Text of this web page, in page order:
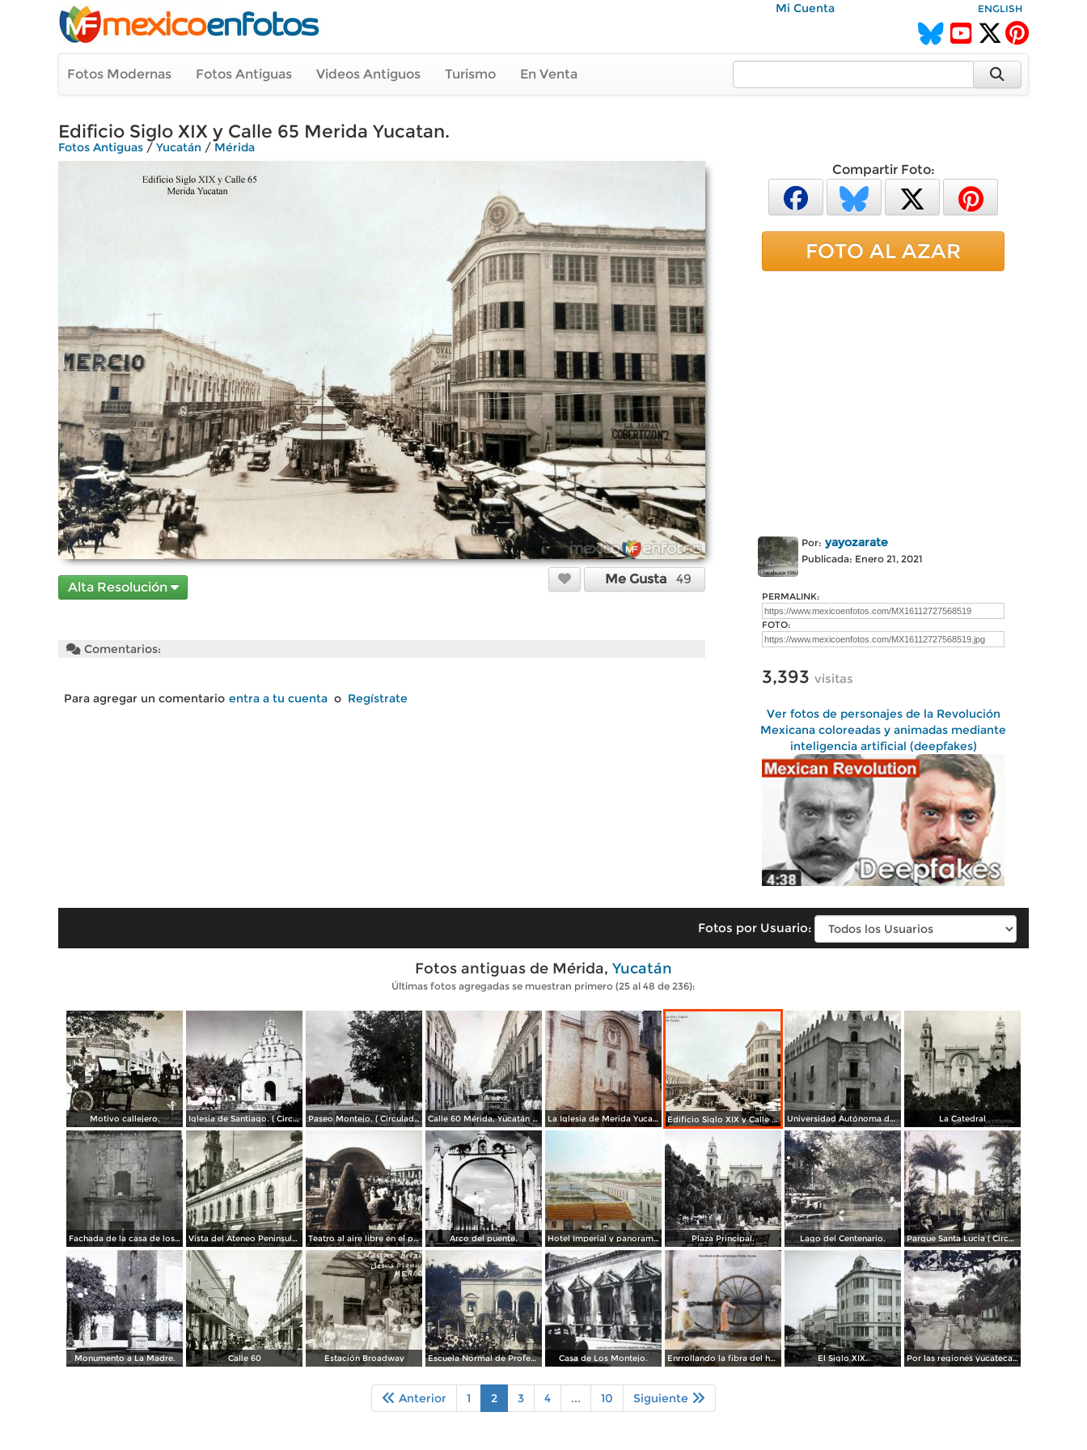
Mi Cuenta ENGLISH
Fotos Modernas Fotos Antiguas Videos Antiguos Turismo En Venta
Edificio Siglo XIX y Calle 65 Merida Yucatan.
Fotos Antiguas / Yucatán / Mérida
Alta Resolución
Me Gusta 49
Comentarios:
Para agregar un comentario entra a tu cuenta o Regístrate
Compartir Foto:
FOTO AL AZAR
Por: yayozarate
Publicada: Enero 21, 2021
PERMALINK:
FOTO:
3,393 visitas
Ver fotos de personajes de la Revolución
Mexicana coloreadas y animadas mediante
inteligencia artificial (deepfakes)
Fotos por Usuario:
Fotos antiguas de Mérida, Yucatán
Últimas fotos agregadas se muestran primero (25 al 48 de 236):
Motivo callejero. Iglesia de Santiago. ( Circulada el 30 de Octubre de 1951 ). Paseo Montejo. ( Circulada el20 de Julio de 1941 ). Calle 60 Mérida, Yucatán ( Circulada el 17 de Marzo de 1947 ). La Iglesia de Merida Yucatan 1948 Edificio Siglo XIX y Calle 65 Merida Yucatan. Universidad Autónoma de Yucatán La Catedral
Fachada de la casa de los Montejo Vista del Ateneo Peninsular y Catedral de Mérida Teatro al aire libre en el parque de Las Americas. Arco del puente. Hotel Imperial y panorama desde el techo del Museo. ( Fechada en 1925 ). Plaza Principal. Lago del Centenario. Parque Santa Lucia ( Circulada el 26 de Junio de 1919 ).
Monumento a La Madre. Calle 60 Estación Broadway Escuela Normal de Profesores. Casa de Los Montejo. Enrrollando la fibra del henequen Mérida, Yucatán. El Siglo XIX. Por las regiones yucatecas.
Anterior 1 2 3 4 ... 10 Siguiente